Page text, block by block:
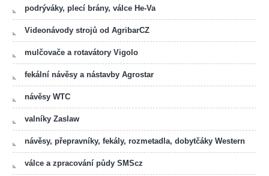
podrýváky, plecí brány, válce He-Va
Videonávody strojů od AgribarCZ
mulčovače a rotavátory Vigolo
fekální návěsy a nástavby Agrostar
návěsy WTC
valníky Zaslaw
návěsy, přepravníky, fekály, rozmetadla, dobytčáky Western
válce a zpracování půdy SMScz